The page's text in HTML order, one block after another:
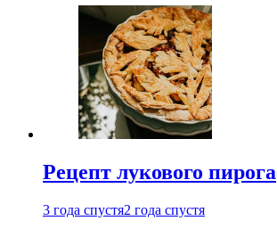
Рецепт лукового пирога
3 года спустя2 года спустя